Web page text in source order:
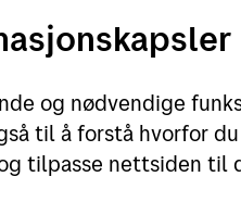
postboks
og nødvendige
til å forstå hvorfor
tilpasse nettsiden til